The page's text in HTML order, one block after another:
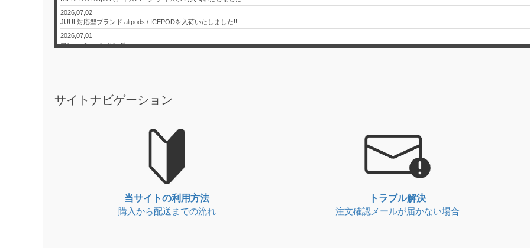
2026,07,02
JUUL対応型ブランド altpods / ICEPODを入荷いたしました!!
2026,07,01
フレーバーランキング
2026,06,20
ICEBERG Dispo 2(アイスバーグ ディスポ 2)入荷いたしました!!
【本日限定】ワールドカップ開催記念セール第2弾
サイトナビゲーション
当サイトの利用方法
購入から配送までの流れ
トラブル解決
注文確認メールが届かない場合